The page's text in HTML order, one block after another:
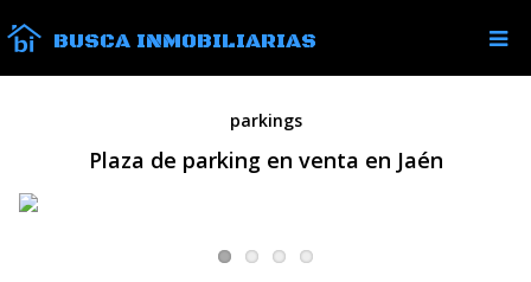
BUSCA INMOBILIARIAS
parkings
Plaza de parking en venta en Jaén